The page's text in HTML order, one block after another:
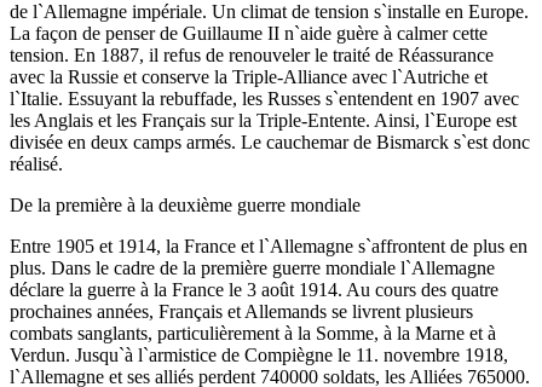
de l`Allemagne impériale. Un climat de tension s`installe en Europe.
La façon de penser de Guillaume II n`aide guère à calmer cette
tension. En 1887, il refus de renouveler le traité de Réassurance
avec la Russie et conserve la Triple-Alliance avec l`Autriche et
l`Italie. Essuyant la rebuffade, les Russes s`entendent en 1907 avec
les Anglais et les Français sur la Triple-Entente. Ainsi, l`Europe est
divisée en deux camps armés. Le cauchemar de Bismarck s`est donc
réalisé.
De la première à la deuxième guerre mondiale
Entre 1905 et 1914, la France et l`Allemagne s`affrontent de plus en
plus. Dans le cadre de la première guerre mondiale l`Allemagne
déclare la guerre à la France le 3 août 1914. Au cours des quatre
prochaines années, Français et Allemands se livrent plusieurs
combats sanglants, particulièrement à la Somme, à la Marne et à
Verdun. Jusqu`à l`armistice de Compiègne le 11. novembre 1918,
l`Allemagne et ses alliés perdent 740000 soldats, les Alliées 765000.